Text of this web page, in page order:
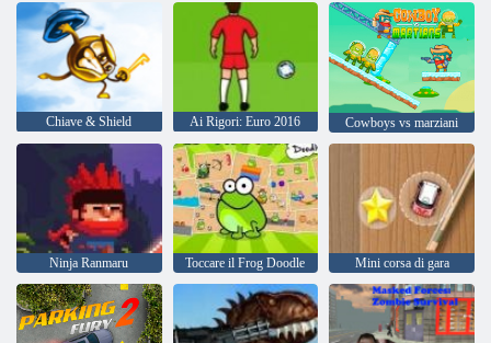
Chiave & Shield Ai Rigori: Euro 2016 Cowboys vs marziani
Ninja Ranmaru Toccare il Frog Doodle Mini corsa di gara